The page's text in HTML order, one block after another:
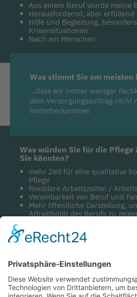
Aus einem Beruf wurde meine
Herausfordernd, aber erfüllend
Hilfe und Begleitung,
Krisensituationen
Nach am Menschen
Was stimmt Sie am meisten
…dass wir immer weniger
dem Versorgungsauftrag nicht
hinterherkommen
Was würden Sie für die Pflege
Sie könnten?
mehr Zeit für eine qualitative
Pflege
flexiblere Arbeitszeiten /
Vereinbarkeit von Beruf und
Mehr öffentliche Darstellung,
Attraktivität des Berufs zu
an die Politik?
darstellen
Vereinbarkeit von Beruf und